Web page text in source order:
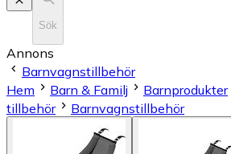
Sök
Annons
Barnvagnstillbehör
Hem
Barn & Familj Barnprodukter
tillbehör
Barnvagnstillbehör